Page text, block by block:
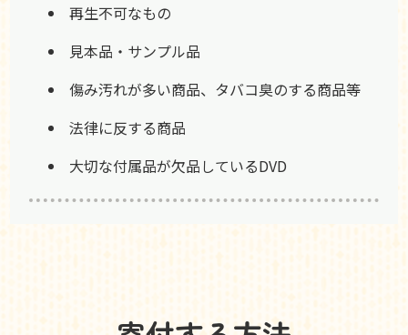
再生不可なもの
見本品・サンプル品
傷み汚れが多い商品、タバコ臭のする商品等
法律に反する商品
大切な付属品が欠品しているDVD